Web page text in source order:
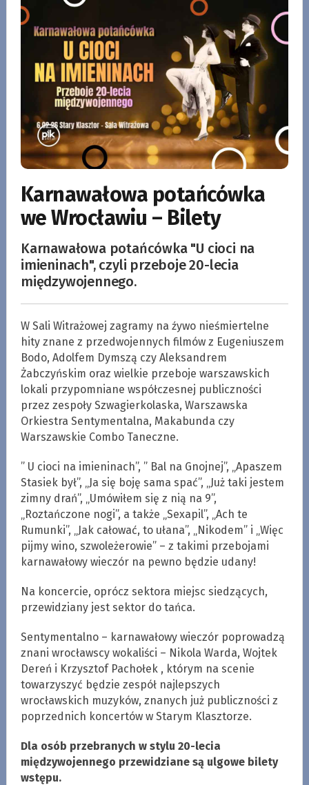
Karnawałowa potańcówka
we Wrocławiu – Bilety
Karnawałowa potańcówka "U cioci na
imieninach", czyli przeboje 20-lecia
międzywojennego.
W Sali Witrażowej zagramy na źywo nieśmiertelne
hity znane z przedwojennych filmów z Eugeniuszem
Bodo, Adolfem Dymszą czy Aleksandrem
Żabczyńskim oraz wielkie przeboje warszawskich
lokali przypomniane współczesnej publiczności
przez zespoły Szwagierkolaska, Warszawska
Orkiestra Sentymentalna, Makabunda czy
Warszawskie Combo Taneczne.
” U cioci na imieninach”, ” Bal na Gnojnej”, „Apaszem
Stasiek był”, „Ja się boję sama spać”, „Już taki jestem
zimny drań”, „Umówiłem się z nią na 9”,
„Roztańczone nogi”, a także „Sexapil”, „Ach te
Rumunki”, „Jak całować, to ułana”, „Nikodem” i „Więc
pijmy wino, szwoleżerowie” – z takimi przebojami
karnawałowy wieczór na pewno będzie udany!
Na koncercie, oprócz sektora miejsc siedzących,
przewidziany jest sektor do tańca.
Sentymentalno – karnawałowy wieczór poprowadzą
znani wrocławscy wokaliści – Nikola Warda, Wojtek
Dereń i Krzysztof Pachołek , którym na scenie
towarzyszyć będzie zespół najlepszych
wrocławskich muzyków, znanych już publiczności z
poprzednich koncertów w Starym Klasztorze.
Dla osób przebranych w stylu 20-lecia
międzywojennego przewidziane są ulgowe bilety
wstępu.